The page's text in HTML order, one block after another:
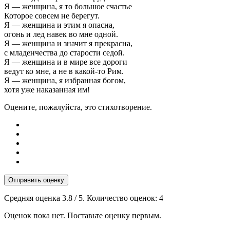
Я — женщина, я то большое счастье
Которое совсем не берегут.
Я — женщина и этим я опасна,
огонь и лед навек во мне одной.
Я — женщина и значит я прекрасна,
с младенчества до старости седой.
Я — женщина и в мире все дороги
ведут ко мне, а не в какой-то Рим.
Я — женщина, я избранная богом,
хотя уже наказанная им!
Оцените, пожалуйста, это стихотворение.
Отправить оценку
Средняя оценка 3.8 / 5. Количество оценок: 4
Оценок пока нет. Поставьте оценку первым.